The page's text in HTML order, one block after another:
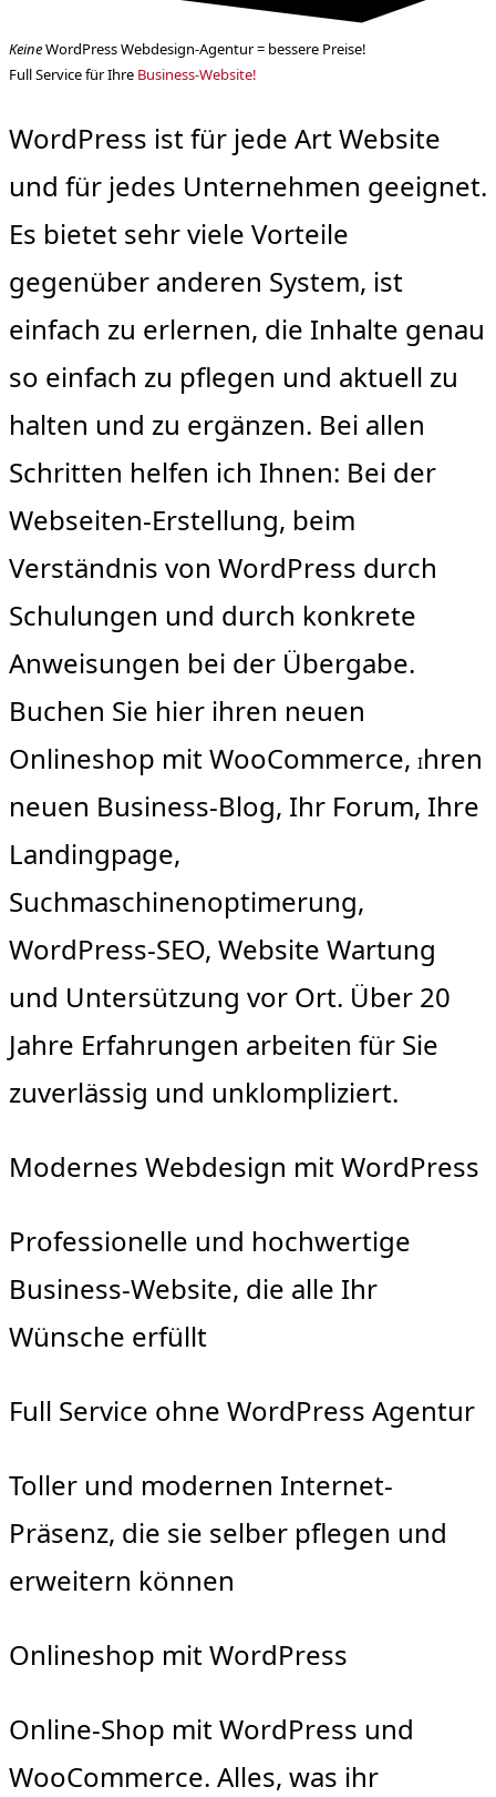
KeineWordPress Webdesign-Agentur = bessere Preise!
Full Service für Ihre Business-Website!
WordPress ist für jede Art Website
und für jedes Unternehmen geeignet.
Es bietet sehr viele Vorteile
gegenüber anderen System, ist
einfach zu erlernen, die Inhalte genau
so einfach zu pflegen und aktuell zu
halten und zu ergänzen. Bei allen
Schritten helfen ich Ihnen: Bei der
Webseiten-Erstellung, beim
Verständnis von WordPress durch
Schulungen und durch konkrete
Anweisungen bei der Übergabe.
Buchen Sie hier ihren neuen
Onlineshop mit WooCommerce, Ihren
neuen Business-Blog, Ihr Forum, Ihre
Landingpage,
Suchmaschinenoptimerung,
WordPress-SEO, Website Wartung
und Untersützung vor Ort. Über 20
Jahre Erfahrungen arbeiten für Sie
zuverlässig und unklompliziert.
Modernes Webdesign mit WordPress
Professionelle und hochwertige
Business-Website, die alle Ihr
Wünsche erfüllt
Full Service ohne WordPress Agentur
Toller und modernen Internet-
Präsenz, die sie selber pflegen und
erweitern können
Onlineshop mit WordPress
Online-Shop mit WordPress und
WooCommerce. Alles, was ihr